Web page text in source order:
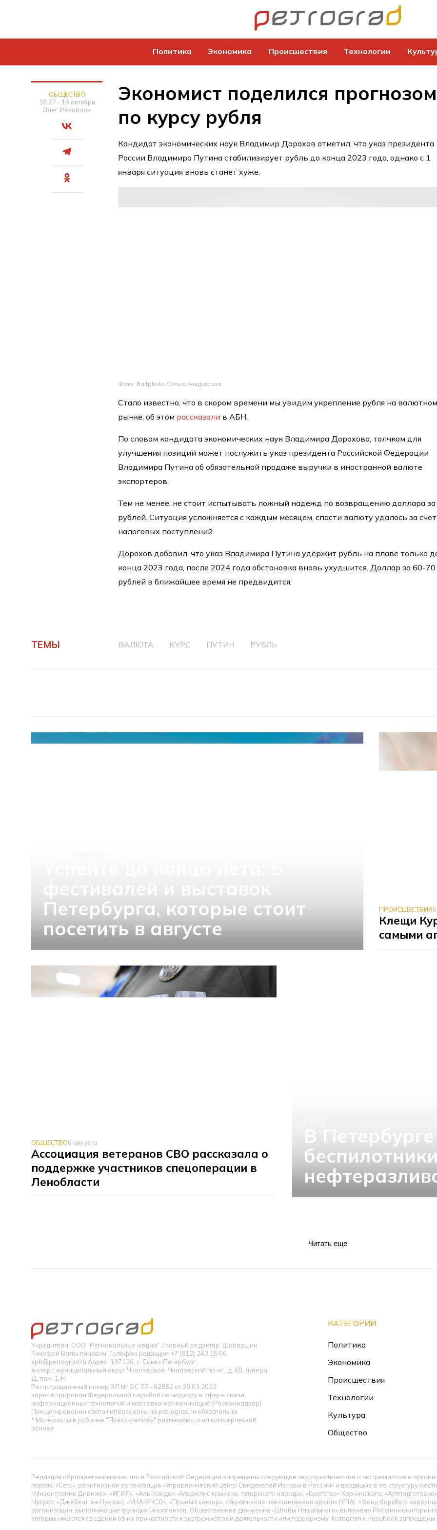
Политика Экономика Происшествия Технологии
ОБЩЕСТВО
18:27 - 13 октября
Олег Измайлов
Экономист поделился прогнозом
по курсу рубля
Кандидат экономических наук Владимир Дорохов отметил, что указ президента
России Владимира Путина стабилизирует рубль до конца 2023 года, однако с 1
января ситуация вновь станет хуже.
Фото: Baltphoto / Ольга Андросова
Стало известно, что в скором времени мы увидим укрепление рубля на
рынке, об этом рассказали в АБН.
По словам кандидата экономических наук Владимира Дорохова, толчком для
улучшения позиций может послужить указ президента Российской Федерации
Владимира Путина об обязательной продаже выручки в иностранной валюте
экспортеров.
Тем не менее, не стоит испытывать ложный надежд по возвращению доллара
рублей. Ситуация усложняется с каждым месяцем, спасти валюту удалось за счет
налоговых поступлений.
Дорохов добавил, что указ Владимира Путина удержит рубль на плаве только
конца 2023 года, после 2024 года обстановка вновь ухудшится. Доллар за 60-70
рублей в ближайшее время не предвидится.
ТЕМЫ ВАЛЮТА КУРС ПУТИН РУБЛЬ
фестивалей и выставок
Петербурга, которые стоит
посетить в августе
ПРОИСШЕСТВИЯ
Клещи
самыми
ОБЩЕСТВО6 августа
Ассоциация ветеранов СВО рассказала о
поддержке участников спецоперации в
Ленобласти
В
Читать еще
Учредители: ООО "Региональные медиа". Главный редактор: Шабаршин
Тимофей Валентинович. Телефон редакции +7 (812) 243 15 06,
spb@petrograd.ru Адрес: 197136, г. Санкт-Петербург,
вн.тер.г.муниципальный округ Чкаловское, Чкаловский пр-кт., д. 60, литера
Д, пом. 1-Н
Регистрационный номер ЭЛ № ФС 77 - 82882 от 30.03.2022
зарегистрирован Федеральной службой по надзору в сфере связи,
информационных технологий и массовых коммуникаций (Роскомнадзор).
При цитировании сайта гиперссылка на petrograd.ru обязательна.
* Материалы в рубрике "Пресс-релизы" размещаются на коммерческой
основе.
КАТЕГОРИИ
Политика
Экономика
Происшествия
Технологии
Культура
Общество
Редакция обращает внимание, что в Российской Федерации запрещены следующие террористические и экстремистские
партия, «Сеть», религиозная организация «Управленческий центр Свидетелей Иеговы в России» и входящие в ее структуру
«Мизантропик Дивижн», «ИГИЛ», «Аль-Каида», «Меджлис крымско-татарского народа», «Братство» Корчинского,
Нусра», «Джебхат ан-Нусра»), «УНА-УНСО», «Правый сектор», «Украинская повстанческая армия» (УПА). «Фонд борьбы с
организации, выполняющие функции иноагентов. Общественное движение «Штабы Навального» включено
которых имеются сведения об их причастности к экстремистской деятельности или терроризму. Instagram и Facebook